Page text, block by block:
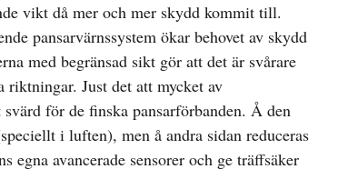
vikt då mer och mer skydd kommit till.
pansarvärnssystem ökar behovet av skydd
med begränsad sikt gör att det är svårare
Just det att mycket av
för de finska pansarförbanden. Å den
i luften), men å andra sidan reduceras
egna avancerade sensorer och ge träffsäker